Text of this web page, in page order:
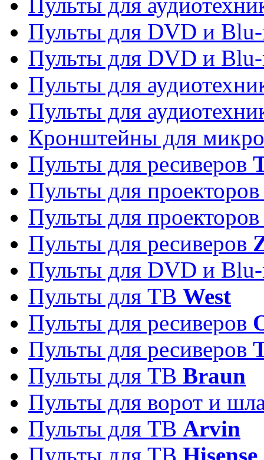
Пульты для DVD и
Пульты для DVD и
Пульты для
Пульты для
Кронштейны для
Пульты для ресиверов
Пульты для
Пульты для
Пульты для ресиверов
Пульты для DVD и
Пульты для ТВ West
Пульты для ресиверов
Пульты для ресиверов
Пульты для ТВ Braun
Пульты для ворот и
Пульты для ТВ Arvin
Пульты для ТВ Hisense